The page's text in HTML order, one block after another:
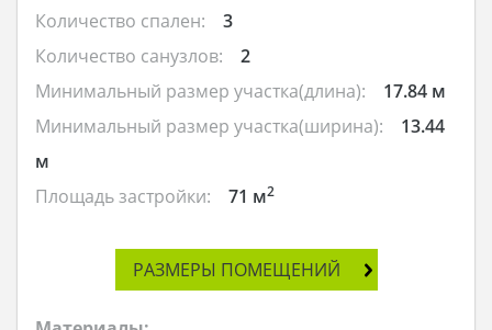
Количество спален:
3
Количество санузлов:
2
Минимальный размер участка(длина):
17.84 м
Минимальный размер участка(ширина):
13.44
м
Площадь застройки:
71 м2
РАЗМЕРЫ ПОМЕЩЕНИЙ